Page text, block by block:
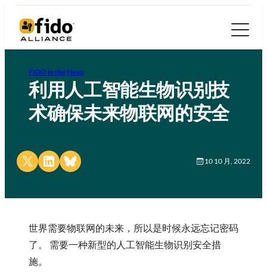
FIDO in the News
利用人工智能生物识别技
术确保未来物联网的安全
Share on X Share on LinkedIn
Share on Bluesky 10 10 月, 2022
世界需要物联网的未来，所以是时候永远忘记密码
了。 需要一种新型的人工智能生物识别安全措
施。